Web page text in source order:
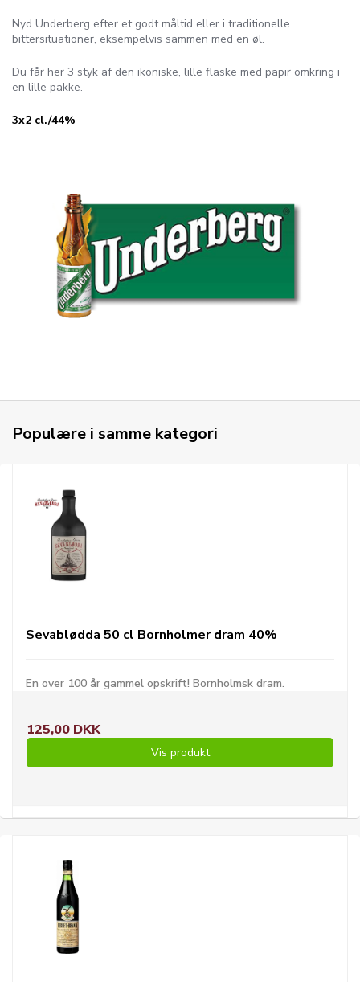
Nyd Underberg efter et godt måltid eller i traditionelle
bittersituationer, eksempelvis sammen med en øl.
Du får her 3 styk af den ikoniske, lille flaske med papir omkring i
en lille pakke.
3x2 cl./44%
Populære i samme kategori
Sevablødda 50 cl Bornholmer dram 40%
En over 100 år gammel opskrift! Bornholmsk dram.
125,00 DKK
Vis produkt